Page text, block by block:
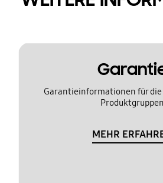
Garantieinformationen für
Produktgruppen
MEHR